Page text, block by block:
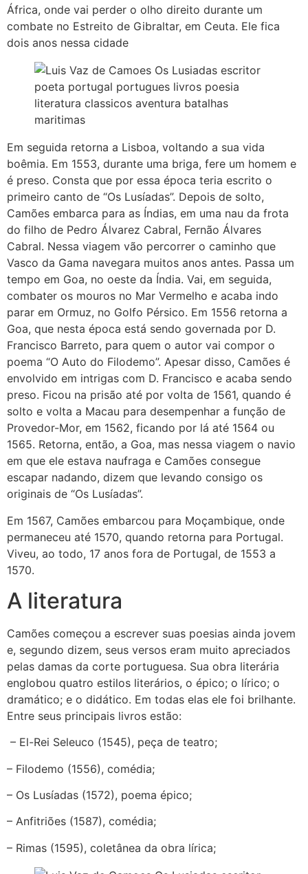
África, onde vai perder o olho direito durante um
combate no Estreito de Gibraltar, em Ceuta. Ele fica
dois anos nessa cidade
Em seguida retorna a Lisboa, voltando a sua vida
boêmia. Em 1553, durante uma briga, fere um homem e
é preso. Consta que por essa época teria escrito o
primeiro canto de “Os Lusíadas”. Depois de solto,
Camões embarca para as Índias, em uma nau da frota
do filho de Pedro Álvarez Cabral, Fernão Álvares
Cabral. Nessa viagem vão percorrer o caminho que
Vasco da Gama navegara muitos anos antes. Passa um
tempo em Goa, no oeste da Índia. Vai, em seguida,
combater os mouros no Mar Vermelho e acaba indo
parar em Ormuz, no Golfo Pérsico. Em 1556 retorna a
Goa, que nesta época está sendo governada por D.
Francisco Barreto, para quem o autor vai compor o
poema “O Auto do Filodemo”. Apesar disso, Camões é
envolvido em intrigas com D. Francisco e acaba sendo
preso. Ficou na prisão até por volta de 1561, quando é
solto e volta a Macau para desempenhar a função de
Provedor-Mor, em 1562, ficando por lá até 1564 ou
1565. Retorna, então, a Goa, mas nessa viagem o navio
em que ele estava naufraga e Camões consegue
escapar nadando, dizem que levando consigo os
originais de “Os Lusíadas”.
Em 1567, Camões embarcou para Moçambique, onde
permaneceu até 1570, quando retorna para Portugal.
Viveu, ao todo, 17 anos fora de Portugal, de 1553 a
1570.
A literatura
Camões começou a escrever suas poesias ainda jovem
e, segundo dizem, seus versos eram muito apreciados
pelas damas da corte portuguesa. Sua obra literária
englobou quatro estilos literários, o épico; o lírico; o
dramático; e o didático. Em todas elas ele foi brilhante.
Entre seus principais livros estão:
– El-Rei Seleuco (1545), peça de teatro;
– Filodemo (1556), comédia;
– Os Lusíadas (1572), poema épico;
– Anfitriões (1587), comédia;
– Rimas (1595), coletânea da obra lírica;